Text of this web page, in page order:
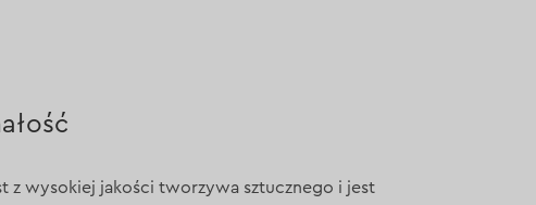
z wysokiej jakości tworzywa sztucznego i jest